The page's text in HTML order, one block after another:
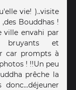
vie! )..visite
Bouddhas !
ville envahi par
bruyants et
car prompts à
! !!Un peu
prêche la